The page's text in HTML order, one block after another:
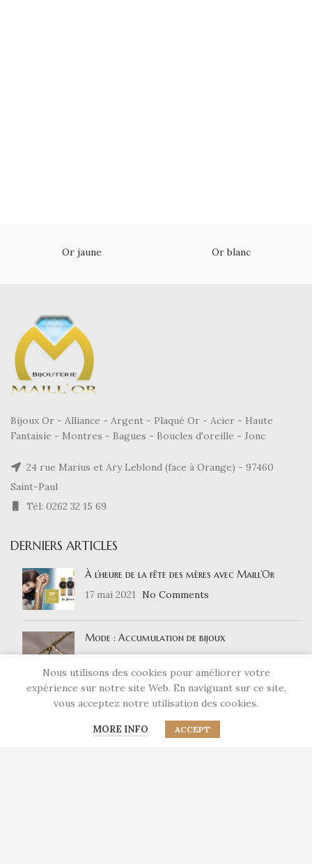
Or jaune Or blanc
Bijoux Or - Alliance - Argent - Plaqué Or - Acier - Haute
Fantaisie - Montres - Bagues - Boucles d'oreille - Jonc
24 rue Marius et Ary Leblond (face à Orange) - 97460
Saint-Paul
Tél: 0262 32 15 69
DERNIERS ARTICLES
À l’heure de la fête des mères avec Maill’Or
17 mai 2021
No Comments
Mode : Accumulation de bijoux
15 avril 2021 No Comments
Nous utilisons des cookies pour améliorer votre
expérience sur notre site Web. En naviguant sur ce site,
vous acceptez notre utilisation des cookies.
MORE INFO ACCEPT